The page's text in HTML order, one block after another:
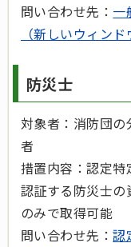
問い合わせ先： 一
（新しいウィンド
防災士
対象者：消防団の
者
措置内容：認定
認証する防災士の
のみで取得可能
問い合わせ先：認